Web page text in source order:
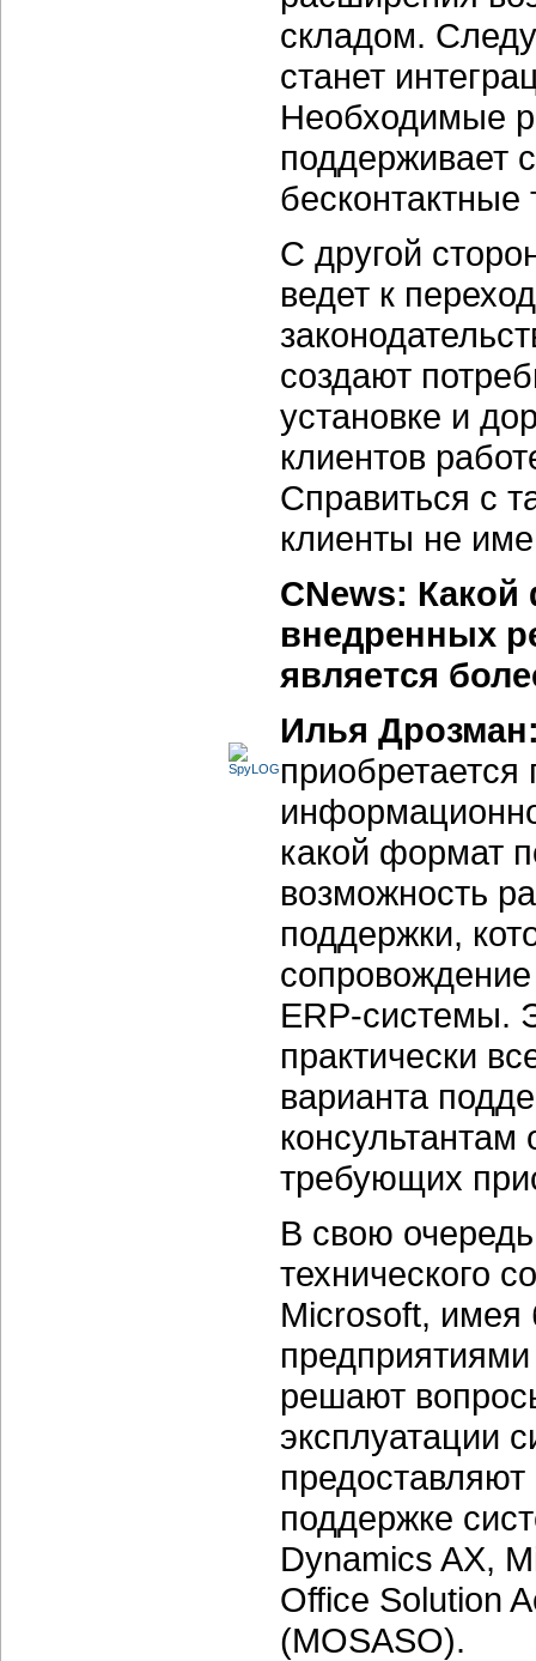
складом.
станет
Необходимые
поддерживает
С другой
ведет к
создают
установке и
клиентов
Справиться с
клиенты не
CNews:
внедренных
является
Илья
какой формат
возможность
поддержки,
сопровождение
ERP-системы.
практически
варианта
требующих
В свою
технического
Microsoft,
решают
эксплуатации
предоставляют
поддержке
Dynamics AX,
Office Solution
(MOSASO).